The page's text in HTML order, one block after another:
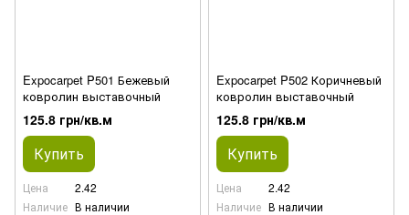
Expocarpet P501 Бежевый
ковролин выставочный
125.8 грн/кв.м
Купить
Цена
2.42
Наличие В наличии
Expocarpet P502 Коричневый
ковролин выставочный
125.8 грн/кв.м
Купить
Цена
2.42
Наличие В наличии